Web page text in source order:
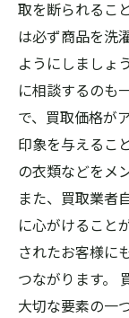
取を断られるこ
は必ず商品を洗
ようにしましょ
に相談するのも
で、買取価格が
印象を与えるこ
の衣類などをメ
また、買取業者
に心がけること
されたお客様に
つながります。
大切な要素の一